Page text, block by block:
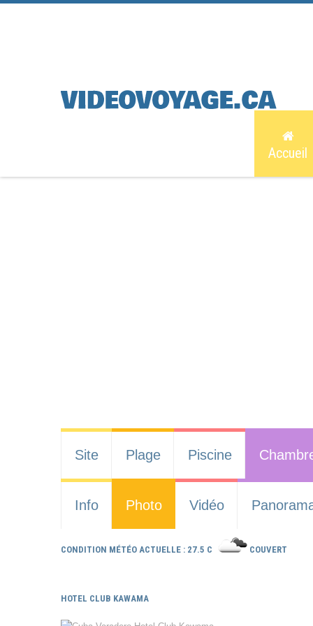
Accueil
Site Plage Piscine
Info Photo Vidéo
CONDITION MÉTÉO ACTUELLE : 27.5 C COUVERT
HOTEL CLUB KAWAMA